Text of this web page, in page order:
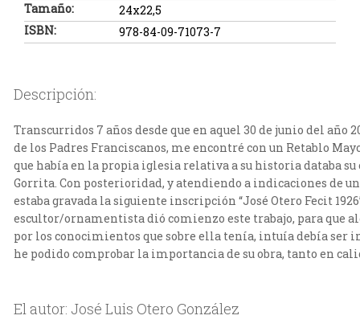
Tamaño:
24x22,5
ISBN:
978-84-09-71073-7
Descripción:
Transcurridos 7 años desde que en aquel 30 de junio del año
de los Padres Franciscanos, me encontré con un Retablo
que había en la propia iglesia relativa a su historia databa su
Gorrita. Con posterioridad, y atendiendo a indicaciones de
estaba gravada la siguiente inscripción “José Otero Fecit
escultor/ornamentista dió comienzo este trabajo, para que
por los conocimientos que sobre ella tenía, intuía debía ser
he podido comprobar la importancia de su obra, tanto en
El autor: José Luis Otero González